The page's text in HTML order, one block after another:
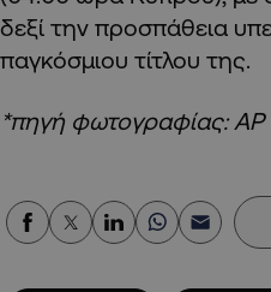
δεξί την προσπάθεια
παγκόσμιου τίτλου της.
*πηγή φωτογραφίας: AP